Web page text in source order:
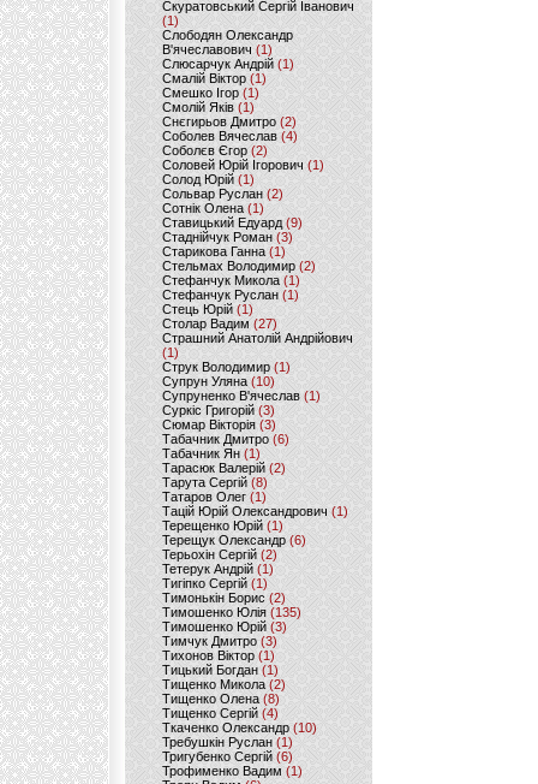
Скуратовський Сергій Іванович
(1)
Слободян Олександр
В'ячеславович(1)
Слюсарчук Андрій(1)
Смалій Віктор (1)
Смешко Ігор (1)
Смолій Яків (1)
Снєгирьов Дмитро (2)
Соболев Вячеслав (4)
Соболєв Єгор(2)
Соловей Юрій Ігорович (1)
Солод Юрій (1)
Сольвар Руслан (2)
Сотнік Олена(1)
Ставицький Едуард (9)
Стаднійчук Роман(3)
Старикова Ганна (1)
Стельмах Володимир(2)
Стефанчук Микола (1)
Стефанчук Руслан (1)
Стець Юрій (1)
Столар Вадим(27)
Страшний Анатолій Андрійович
(1)
Струк Володимир (1)
Супрун Уляна (10)
Супруненко В'ячеслав (1)
Суркіс Григорій (3)
Сюмар Вікторія (3)
Табачник Дмитро (6)
Табачник Ян(1)
Тарасюк Валерій (2)
Тарута Сергій (8)
Татаров Олег(1)
Тацій Юрій Олександрович(1)
Терещенко Юрій(1)
Терещук Олександр(6)
Терьохін Сергій (2)
Тетерук Андрій (1)
Тигіпко Сергій(1)
Тимонькін Борис (2)
Тимошенко Юлія (135)
Тимошенко Юрій(3)
Тимчук Дмитро (3)
Тихонов Віктор (1)
Тицький Богдан (1)
Тищенко Микола (2)
Тищенко Олена (8)
Тищенко Сергій (4)
Ткаченко Олександр (10)
Требушкін Руслан (1)
Тригубенко Сергій(6)
Трофименко Вадим (1)